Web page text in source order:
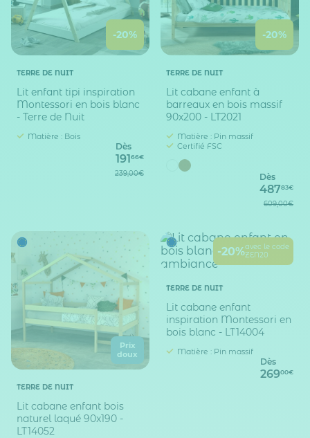
-20%
TERRE DE NUIT
Lit enfant tipi inspiration
Montessori en bois blanc
- Terre de Nuit
Matière : Bois
Dès
19166€
239,00€
-20%
TERRE DE NUIT
Lit cabane enfant à
barreaux en bois massif
90x200 - LT2021
Matière : Pin massif
Certifié FSC
Dès
48783€
609,00€
Prix
doux
TERRE DE NUIT
Lit cabane enfant bois
naturel laqué 90x190 -
LT14052
-20%avec le code
ZEN20
TERRE DE NUIT
Lit cabane enfant
inspiration Montessori en
bois blanc - LT14004
Matière : Pin massif
Dès
26900€